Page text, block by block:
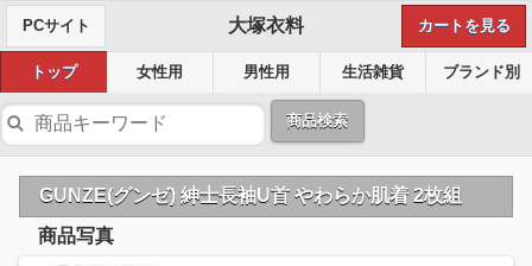
PCサイト 大塚衣料 カートを見る
トップ 女性用 男性用 生活雑貨 ブランド別
商品検索
GUNZE(グンゼ) 紳士長袖U首 やわらか肌着 2枚組
商品写真